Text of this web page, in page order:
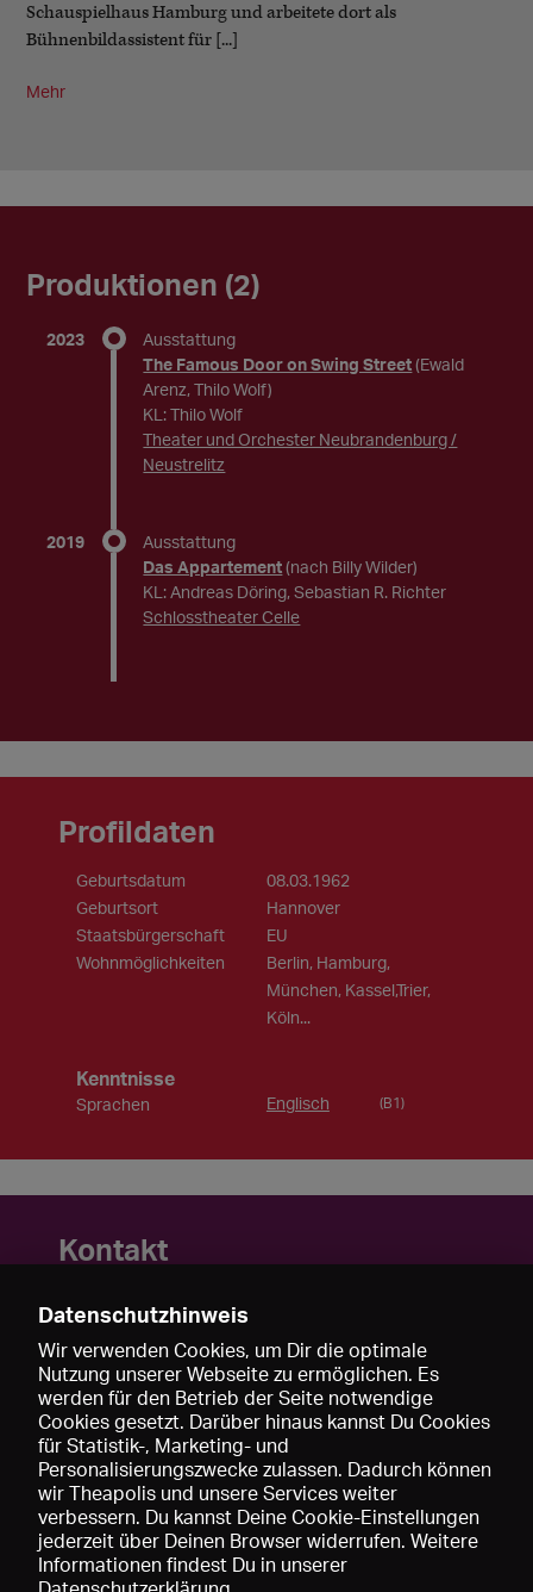
Schauspielhaus Hamburg und arbeitete dort als
Bühnenbildassistent für [...]
Mehr
Produktionen (2)
2023
Ausstattung
The Famous Door on Swing Street (Ewald
Arenz, Thilo Wolf)
KL: Thilo Wolf
Theater und Orchester Neubrandenburg /
Neustrelitz
2019
Ausstattung
Das Appartement (nach Billy Wilder)
KL: Andreas Döring, Sebastian R. Richter
Schlosstheater Celle
Profildaten
Geburtsdatum
08.03.1962
Geburtsort
Hannover
Staatsbürgerschaft
EU
Wohnmöglichkeiten
Berlin, Hamburg,
München, Kassel,Trier,
Köln...
Kenntnisse
Sprachen Englisch (B1)
Kontakt
Callinstr. 26
30167 Hannover
Deutschland
Mobil: +49 170-2960135
http://www.dirkimmich.de
Datenschutzhinweis
Wir verwenden Cookies, um Dir die optimale
Nutzung unserer Webseite zu ermöglichen. Es
werden für den Betrieb der Seite notwendige
Cookies gesetzt. Darüber hinaus kannst Du Cookies
für Statistik-, Marketing- und
Personalisierungszwecke zulassen. Dadurch können
wir Theapolis und unsere Services weiter
verbessern. Du kannst Deine Cookie-Einstellungen
jederzeit über Deinen Browser widerrufen. Weitere
Informationen findest Du in unserer